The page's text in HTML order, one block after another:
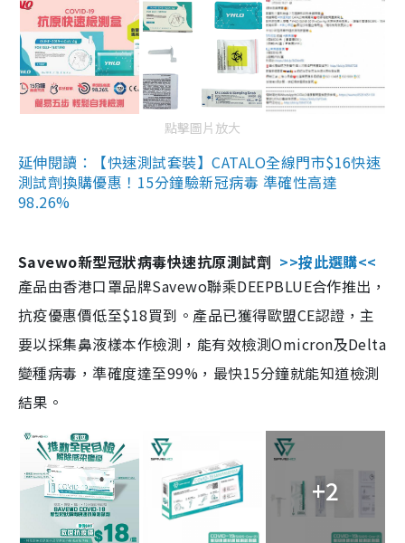
點擊圖片放大
延伸閱讀：【快速測試套裝】CATALO全線門市$16快速
測試劑換購優惠！15分鐘驗新冠病毒 準確性高達
98.26%
Savewo新型冠狀病毒快速抗原測試劑 >>按此選購<<
產品由香港口罩品牌Savewo聯乘DEEPBLUE合作推出，
抗疫優惠價低至$18買到。產品已獲得歐盟CE認證，主
要以採集鼻液樣本作檢測，能有效檢測Omicron及Delta
變種病毒，準確度達至99%，最快15分鐘就能知道檢測
結果。
+2